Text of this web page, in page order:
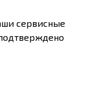
сервисные